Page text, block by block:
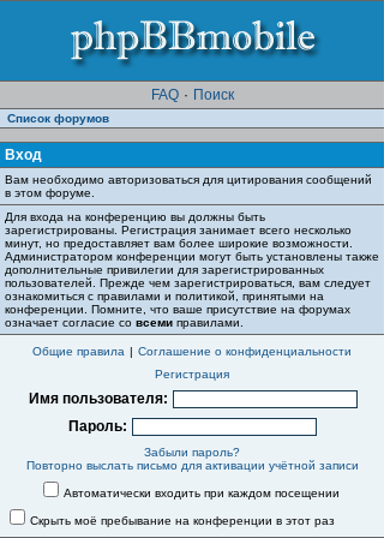
FAQ · Поиск
Список форумов
Вход
Вам необходимо авторизоваться для цитирования сообщений
в этом форуме.
Для входа на конференцию вы должны быть
зарегистрированы. Регистрация занимает всего несколько
минут, но предоставляет вам более широкие возможности.
Администратором конференции могут быть установлены также
дополнительные привилегии для зарегистрированных
пользователей. Прежде чем зарегистрироваться, вам следует
ознакомиться с правилами и политикой, принятыми на
конференции. Помните, что ваше присутствие на форумах
означает согласие со всеми правилами.
Общие правила | Соглашение о конфиденциальности
Регистрация
Имя пользователя:
Пароль:
Забыли пароль?
Повторно выслать письмо для активации учётной записи
Автоматически входить при каждом посещении
Скрыть моё пребывание на конференции в этот раз